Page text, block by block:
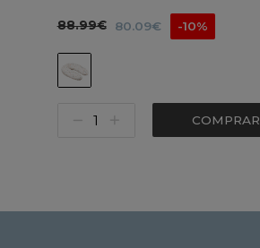
88.99€ 80.09€ -10%
COMPRAR